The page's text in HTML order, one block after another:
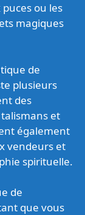
ou les
magiques
de
plusieurs
des
et
également
vendeurs et
spirituelle.
de
que vous